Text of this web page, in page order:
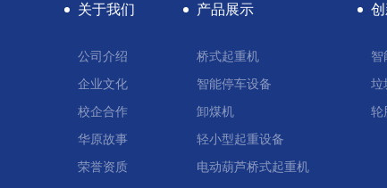
关于我们
公司介绍
企业文化
校企合作
华原故事
荣誉资质
产品展示
桥式起重机
智能停车设备
卸煤机
轻小型起重设备
电动葫芦桥式起重机
智
垃
轮